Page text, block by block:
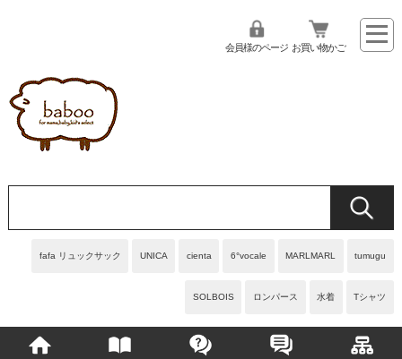
fafa リュックサック UNICA cienta 6°vocale MARLMARL tumugu
SOLBOIS ロンパース 水着 Tシャツ
会員様のページ お買い物かご